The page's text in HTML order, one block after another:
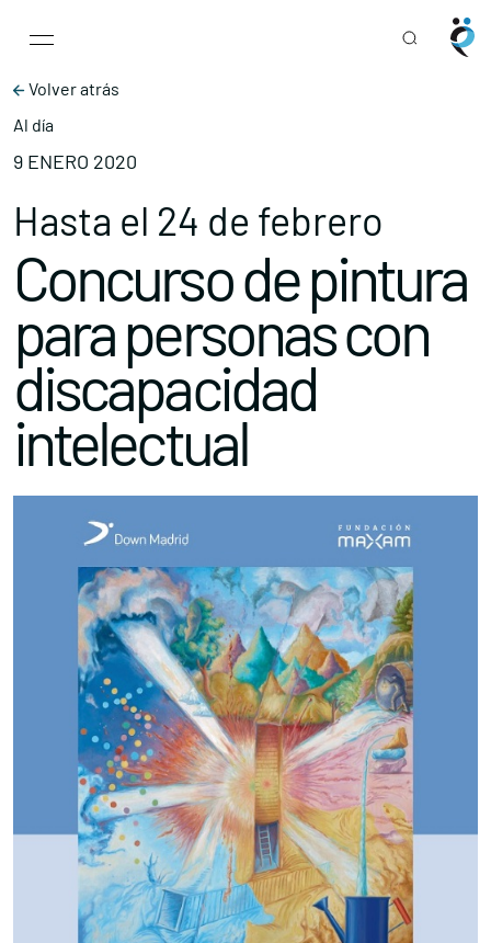
Main Navigation
Volver atrás
Al día
9 ENERO 2020
Hasta el 24 de febrero
Concurso de pintura
para personas con
discapacidad
intelectual